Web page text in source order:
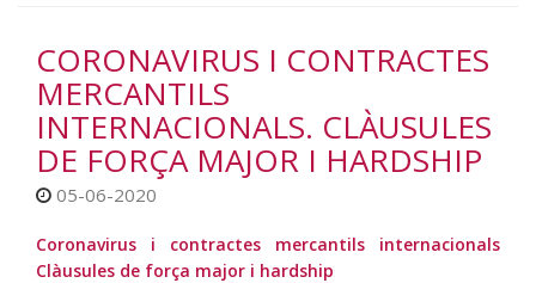
CORONAVIRUS I CONTRACTES
MERCANTILS
INTERNACIONALS. CLÀUSULES
DE FORÇA MAJOR I HARDSHIP
05-06-2020
Coronavirus i contractes mercantils internacionals
Clàusules de força major i hardship